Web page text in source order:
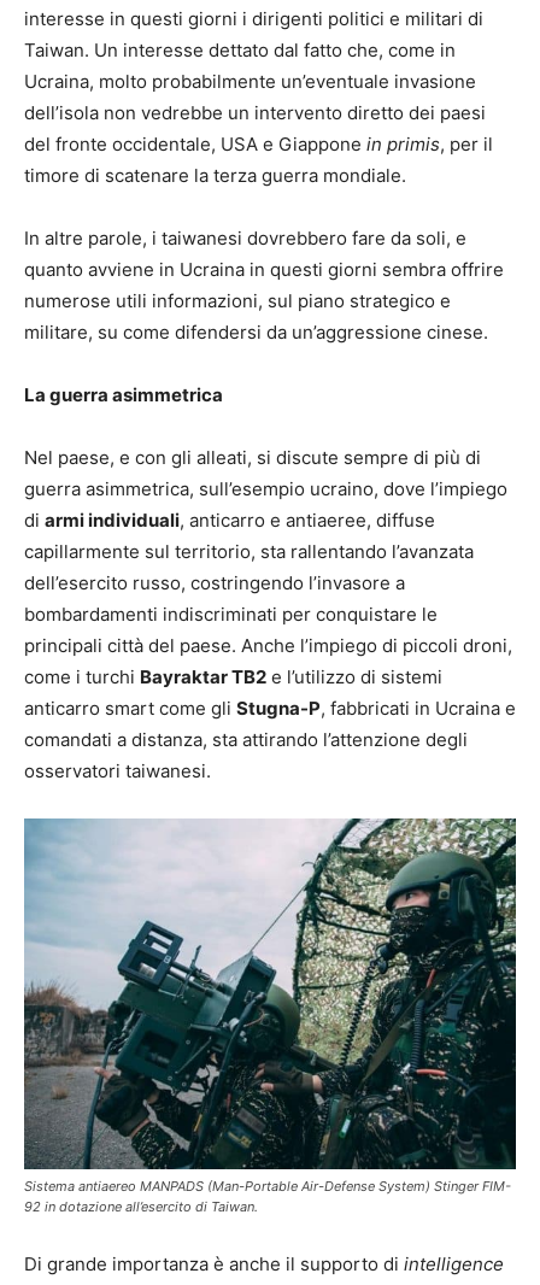
interesse in questi giorni i dirigenti politici e militari di
Taiwan. Un interesse dettato dal fatto che, come in
Ucraina, molto probabilmente un’eventuale invasione
dell’isola non vedrebbe un intervento diretto dei paesi
del fronte occidentale, USA e Giappone in primis, per il
timore di scatenare la terza guerra mondiale.
In altre parole, i taiwanesi dovrebbero fare da soli, e
quanto avviene in Ucraina in questi giorni sembra offrire
numerose utili informazioni, sul piano strategico e
militare, su come difendersi da un’aggressione cinese.
La guerra asimmetrica
Nel paese, e con gli alleati, si discute sempre di più di
guerra asimmetrica, sull’esempio ucraino, dove l’impiego
di armi individuali, anticarro e antiaeree, diffuse
capillarmente sul territorio, sta rallentando l’avanzata
dell’esercito russo, costringendo l’invasore a
bombardamenti indiscriminati per conquistare le
principali città del paese. Anche l’impiego di piccoli droni,
come i turchi Bayraktar TB2 e l’utilizzo di sistemi
anticarro smart come gli Stugna-P, fabbricati in Ucraina e
comandati a distanza, sta attirando l’attenzione degli
osservatori taiwanesi.
Sistema antiaereo MANPADS (Man-Portable Air-Defense System) Stinger FIM-
92 in dotazione all’esercito di Taiwan.
Di grande importanza è anche il supporto di intelligence